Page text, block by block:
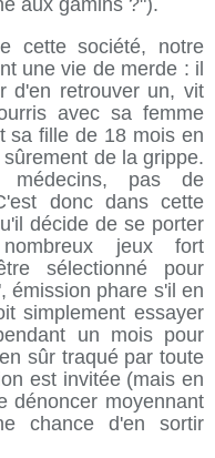
aux gamins ?").
cette société, notre
une vie de merde : il
d'en retrouver un, vit
avec sa femme
sa fille de 18 mois en
de la grippe.
pas de
donc dans cette
décide de se porter
jeux fort
sélectionné pour
émission phare s'il en
simplement essayer
un mois pour
sûr traqué par toute
est invitée (mais en
dénoncer moyennant
chance d'en sortir